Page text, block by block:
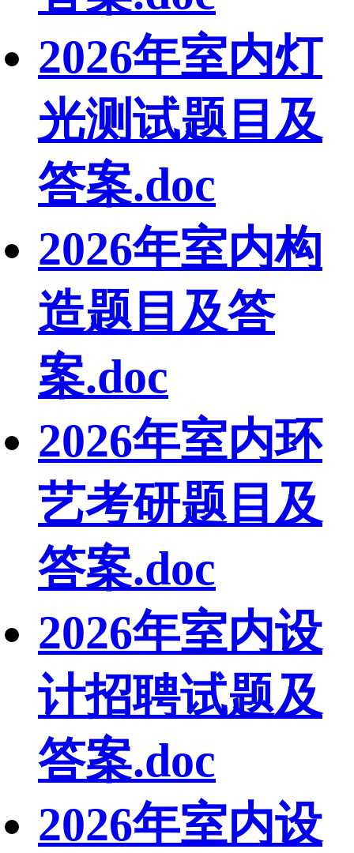
2026年室内灯
光测试题目及
答案.doc
2026年室内构
造题目及答
案.doc
2026年室内环
艺考研题目及
答案.doc
2026年室内设
计招聘试题及
答案.doc
2026年室内设